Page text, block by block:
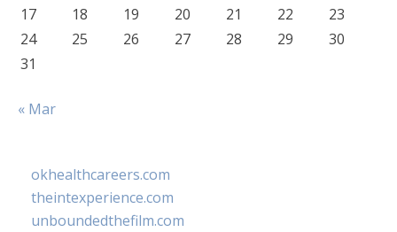
17
18 19 20 21 22
23
24
25 26 27 28 29
30
31
« Mar
okhealthcareers.com
theintexperience.com
unboundedthefilm.com